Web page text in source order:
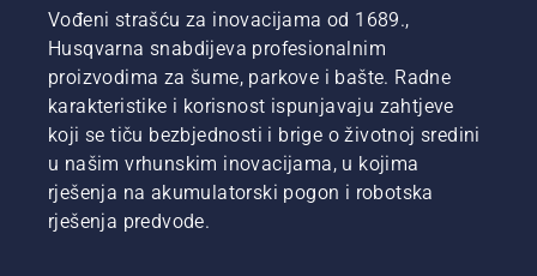
od
osobe
koja je
među
najboljima
u poslu.
braon
trave.
Vođeni strašću za inovacijama od 1689.,
Husqvarna snabdijeva profesionalnim
proizvodima za šume, parkove i bašte. Radne
karakteristike i korisnost ispunjavaju zahtjeve
koji se tiču bezbjednosti i brige o životnoj sredini
u našim vrhunskim inovacijama, u kojima
rješenja na akumulatorski pogon i robotska
rješenja predvode.